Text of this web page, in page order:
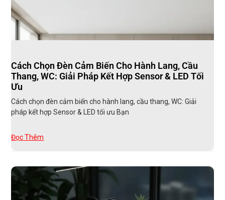
Cách Chọn Đèn Cảm Biến Cho Hành Lang, Cầu
Thang, WC: Giải Pháp Kết Hợp Sensor & LED Tối
Ưu
Cách chọn đèn cảm biến cho hành lang, cầu thang, WC: Giải
pháp kết hợp Sensor & LED tối ưu Bạn
Đọc Thêm